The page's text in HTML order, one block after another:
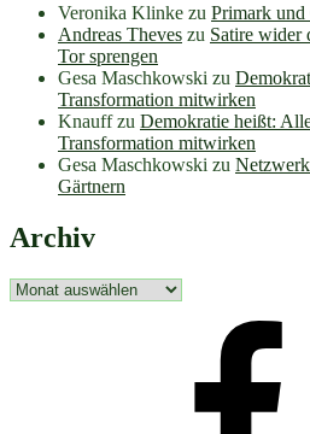
Veronika Klinke zu Primark und
Andreas Theves zu Satire wider
Tor sprengen
Gesa Maschkowski zu
Transformation mitwirken
Knauffzu Demokratie heißt:
Transformation mitwirken
Gesa Maschkowski zu
Gärtnern
Archiv
Archiv